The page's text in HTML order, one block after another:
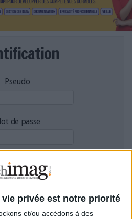
privée est notre priorité
et/ou accédons à des
Pseudo
de passe
Filtre anti-spam